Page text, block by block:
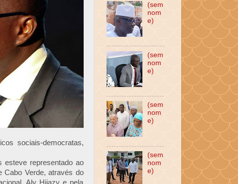
sociais-democratas,
esteve representado ao
Cabo Verde, através do
Aly Hijazy e pela
(sem
nom
e)
(sem
nom
e)
(sem
nom
e)
(sem
nom
e)